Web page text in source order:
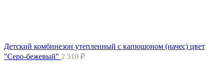
Детский комбинезон утепленный с капюшоном (начес) цвет
"Серо-бежевый" 2 510 ₽